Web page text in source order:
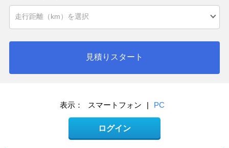
見積りスタート
表示： スマートフォン | PC
ログイン